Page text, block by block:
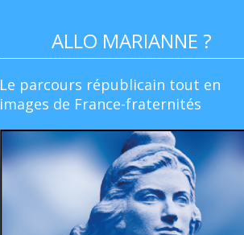
ALLO MARIANNE ?
Le parcours républicain tout en
images de France-fraternités